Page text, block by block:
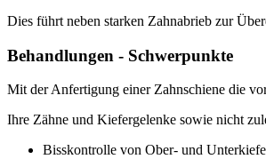
Dies führt neben starken Zahnabrieb zur
Behandlungen - Schwerpunkte
Mit der Anfertigung einer Zahnschiene die
Ihre Zähne und Kiefergelenke sowie nicht
Bisskontrolle von Ober- und